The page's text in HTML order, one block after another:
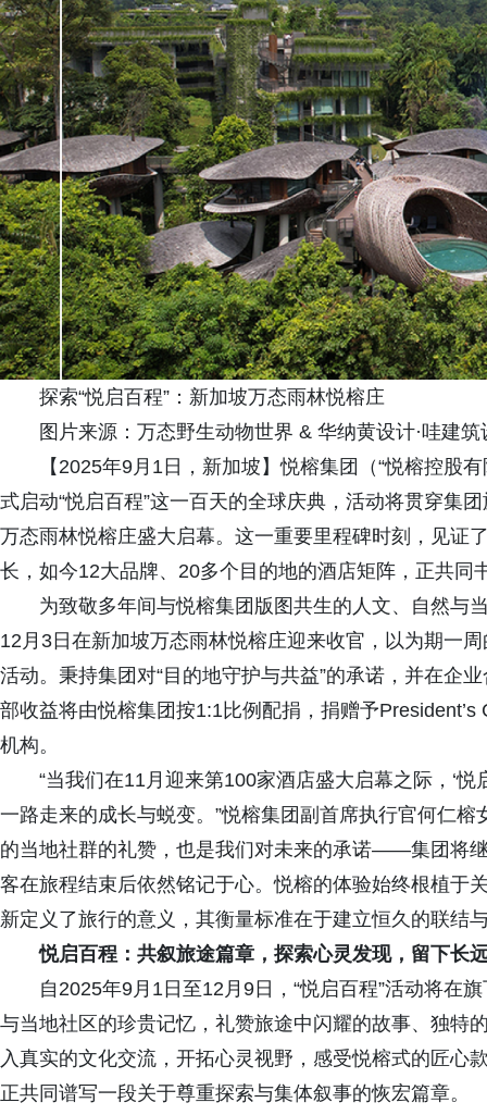
探索“悦启百程”：新加坡万态雨林悦榕庄
图片来源：万态野生动物世界 & 华纳黄设计·哇建筑
【2025年9月1日，新加坡】悦榕集团（“悦榕控股
式启动“悦启百程”这一百天的全球庆典，活动将贯穿
万态雨林悦榕庄盛大启幕。这一重要里程碑时刻，见证
长，如今12大品牌、20多个目的地的酒店矩阵，正共同
为致敬多年间与悦榕集团版图共生的人文、自然与
12月3日在新加坡万态雨林悦榕庄迎来收官，以为期一
活动。秉持集团对“目的地守护与共益”的承诺，并在企
部收益将由悦榕集团按1:1比例配捐，捐赠予
机构。
“当我们在11月迎来第100家酒店盛大启幕之际，‘
一路走来的成长与蜕变。”悦榕集团副首席执行官何仁
的当地社群的礼赞，也是我们对未来的承诺——集团将
客在旅程结束后依然铭记于心。悦榕的体验始终根植
新定义了旅行的意义，其衡量标准在于建立恒久的联结
悦启百程：共叙旅途篇章，探索心灵发现，留下长
自2025年9月1日至12月9日，“悦启百程”活动将在
与当地社区的珍贵记忆，礼赞旅途中闪耀的故事、独特
入真实的文化交流，开拓心灵视野，感受悦榕式的匠心
正共同谱写一段关于尊重探索与集体叙事的恢宏篇章。